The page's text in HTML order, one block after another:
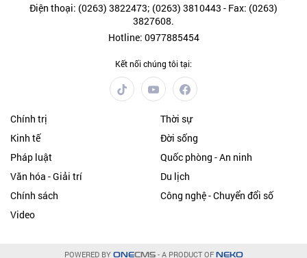
Điện thoại: (0263) 3822473; (0263) 3810443 - Fax: (0263)
3827608.
Hotline: 0977885454
Kết nối chúng tôi tại:
Chính trị
Thời sự
Kinh tế
Đời sống
Pháp luật
Quốc phòng - An ninh
Văn hóa - Giải trí
Du lịch
Chính sách
Công nghệ - Chuyển đổi số
Video
POWERED BY ONECMS- A PRODUCT OF NEKO